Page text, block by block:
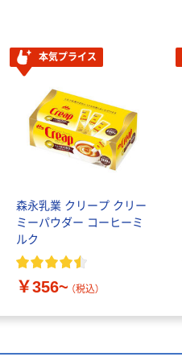
本気プライス
森永乳業 クリープ クリー
ミーパウダー コーヒーミ
ルク
￥356~ （税込）